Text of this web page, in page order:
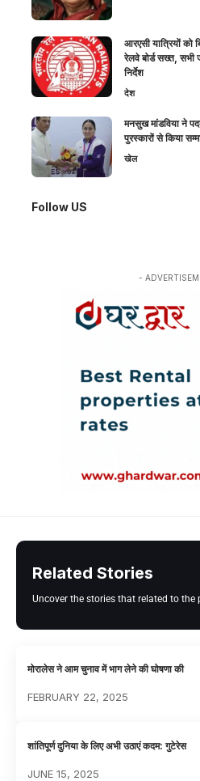
आरएसी यात्रियों को
रेलवे बोर्ड सख्त, सभी
निर्देश
देश
मनसुख मांडविया ने
पुरस्कारों से किया
खेल
Follow US
-
Related Stories
Uncover the stories that related to the
मोरालेस ने आम चुनाव में भाग लेने की घोषणा की
FEBRUARY 22, 2025
शांतिपूर्ण दुनिया के लिए अभी उठाएं कदम: गुटेरेस
JUNE 15, 2025